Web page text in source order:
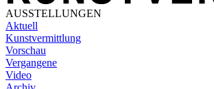
AUSSTELLUNGEN
Aktuell
Kunstvermittlung
Vorschau
Vergangene
Video